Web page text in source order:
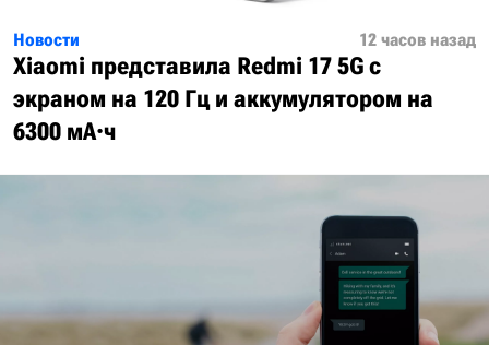
Новости 12 часов назад
Xiaomi представила Redmi 17 5G с
экраном на 120 Гц и аккумулятором на
6300 мА·ч